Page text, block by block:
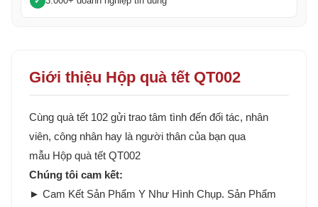
Giới thiệu Hộp quà tết QT002
Cùng quà tết 102 gửi trao tâm tình đến đối tác, nhân
viên, công nhân hay là người thân của bạn qua
mẫu Hộp quà tết QT002
Chúng tôi cam kết:
► Cam Kết Sản Phẩm Y Như Hình Chụp. Sản Phẩm